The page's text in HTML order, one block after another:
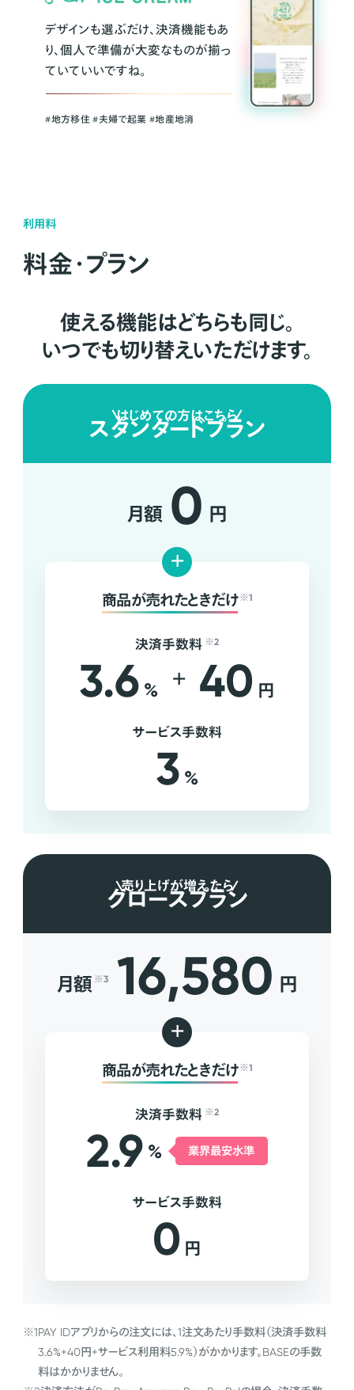
デザインも選ぶだけ、決済機能もあ
り、個人で準備が大変なものが揃っ
ていていいですね。
#地方移住 #夫婦で起業 #地産地消
利用料
料金・プラン
使える機能はどちらも同じ。
いつでも切り替えいただけます。
はじめての方はこちら
スタンダードプラン
月額 0 円
+
商品が売れたときだけ ※1
決済手数料 ※2
3.6 % + 40 円
サービス手数料
3 %
売り上げが増えたら
グロースプラン
月額 ※3 16,580 円
+
商品が売れたときだけ ※1
決済手数料 ※2
2.9 % 業界最安水準
サービス手数料
0 円
※1PAY IDアプリからの注文には、1注文あたり手数料（決済手数料
3.6%+40円+サービス利用料5.9%）がかかります。BASEの手数
料はかかりません。